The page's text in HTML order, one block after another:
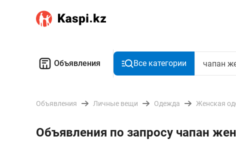
Объявления Все категории
Объявления Личные вещи Одежда Женская
Объявления по запросу чапан